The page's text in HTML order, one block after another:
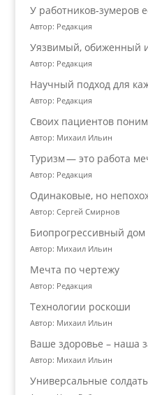
У работников‑зумеров
Автор: Редакция
Уязвимый, обиженный
Автор: Редакция
Научный подход для
Автор: Редакция
Своих пациентов
Автор: Михаил Ильин
Туризм — это работа
Автор: Редакция
Одинаковые, но
Автор: Сергей Смирнов
Биопрогрессивный дом
Автор: Михаил Ильин
Мечта по чертежу
Автор: Редакция
Технологии роскоши
Автор: Михаил Ильин
Ваше здоровье – наша
Автор: Михаил Ильин
Универсальные